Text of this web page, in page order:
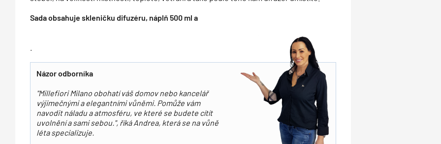
Sada obsahuje skleničku difuzéru, náplň 500 ml a
Názor odborníka
"Millefiori Milano obohatí váš domov nebo kancelář
výjimečnými a elegantními vůněmi. Pomůže vám
navodit náladu a atmosféru, ve které se budete cítít
uvolnění a sami sebou.", říká Andrea, která se na vůně
léta specializuje.